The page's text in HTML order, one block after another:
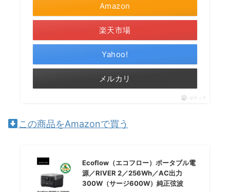
Amazon
楽天市場
Yahoo!
メルカリ
ポチップ
この商品をAmazonで買う
Ecoflow（エコフロー）ポータブル電
源／RIVER 2／256Wh／AC出力
300W（サージ600W）純正弦波